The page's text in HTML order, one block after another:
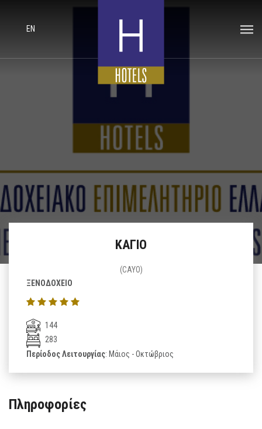
EN
ΚΑΓΙΟ
(CAYO)
ΞΕΝΟΔΟΧΕΙΟ
144
283
Περίοδος Λειτουργίας: Μάιος - Οκτώβριος
Πληροφορίες